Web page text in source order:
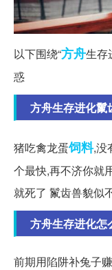
以下围绕“方舟生存
惑
方舟生存进化鬣
猪吃禽龙蛋饲料,没
个最快,再不济你就
就死了 鬣齿兽貌似
方舟生存进化怎
前期用陷阱补兔子